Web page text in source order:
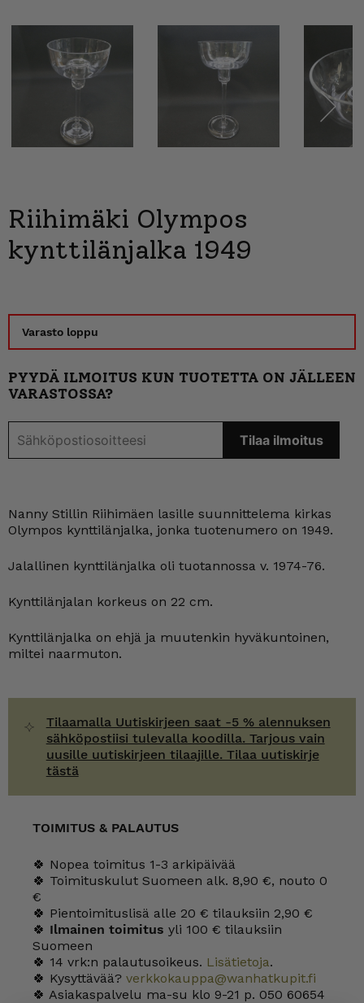
Riihimäki Olympos
kynttilänjalka 1949
Varasto loppu
PYYDÄ ILMOITUS KUN TUOTETTA ON JÄLLEEN
VARASTOSSA?
Nanny Stillin Riihimäen lasille suunnittelema kirkas
Olympos kynttilänjalka, jonka tuotenumero on 1949.
Jalallinen kynttilänjalka oli tuotannossa v. 1974-76.
Kynttilänjalan korkeus on 22 cm.
Kynttilänjalka on ehjä ja muutenkin hyväkuntoinen,
miltei naarmuton.
Tilaamalla Uutiskirjeen saat -5 % alennuksen
sähköpostiisi tulevalla koodilla. Tarjous vain
uusille uutiskirjeen tilaajille. Tilaa uutiskirje
tästä
TOIMITUS & PALAUTUS
🍀 Nopea toimitus 1-3 arkipäivää
🍀 Toimituskulut Suomeen alk. 8,90 €, nouto 0
€
🍀 Pientoimituslisä alle 20 € tilauksiin 2,90 €
🍀 Ilmainen toimitus yli 100 € tilauksiin
Suomeen
🍀 14 vrk:n palautusoikeus. Lisätietoja.
🍀 Kysyttävää? verkkokauppa@wanhatkupit.fi
🍀 Asiakaspalvelu ma-su klo 9-21 p. 050 60654